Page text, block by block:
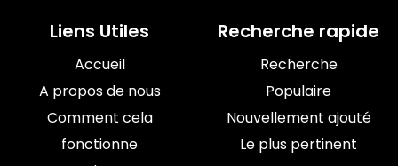
Liens Utiles
Accueil
A propos de nous
Comment cela
fonctionne
Recherche rapide
Recherche
Populaire
Nouvellement ajouté
Le plus pertinent